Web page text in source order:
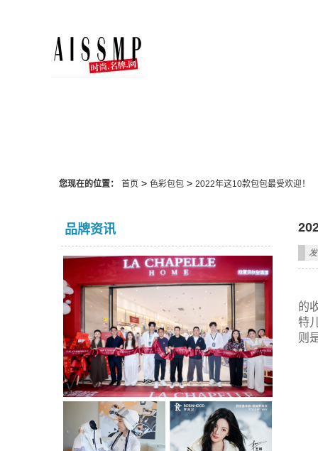
您现在的位置： 首页> 色彩包包> 2022年这10款包包最受欢迎！
品牌资讯
的
特
则